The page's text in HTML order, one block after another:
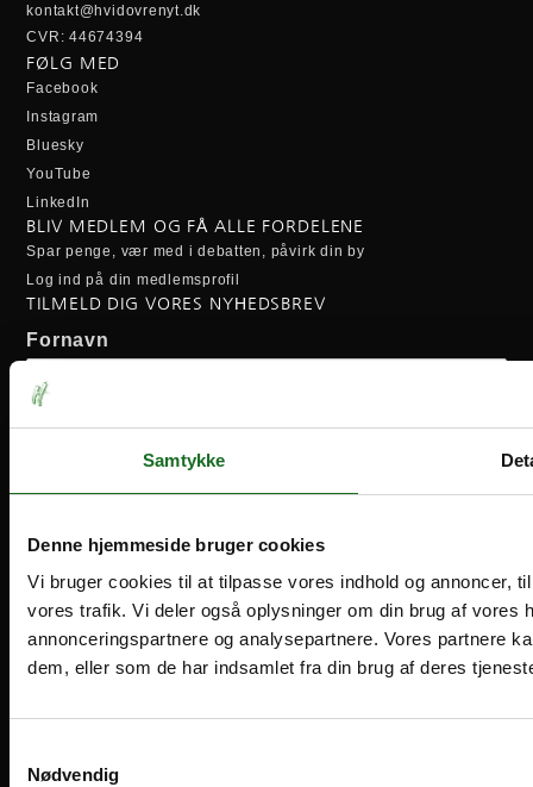
Samtykke
Denne hjemmeside bruger cookies
Vi bruger cookies til at tilpasse vores indhold og annoncer,
vores trafik. Vi deler også oplysninger om din brug af vores
annonceringspartnere og analysepartnere. Vores partnere
dem, eller som de har indsamlet fra din brug af deres
Nødvendig
kontakt@hvidovrenyt.dk
CVR: 44674394
FØLG MED
Facebook
Instagram
Bluesky
YouTube
LinkedIn
BLIV MEDLEM OG FÅ ALLE FORDELENE
Spar penge, vær med i debatten, påvirk din by
Log ind på din medlemsprofil
TILMELD DIG VORES NYHEDSBREV
Fornavn
Efternavn